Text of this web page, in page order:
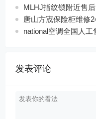
MLHJ指纹锁附近售
唐山方宬保险柜维修
national空调全国人
发表评论